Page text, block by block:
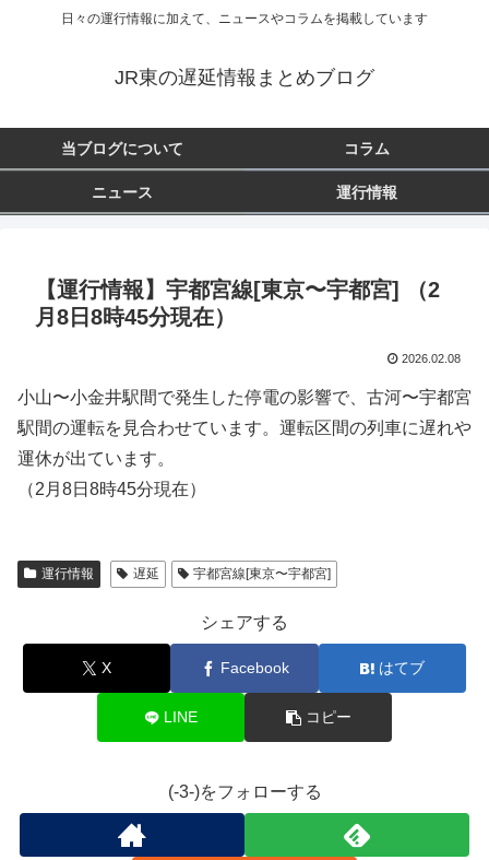
日々の運行情報に加えて、ニュースやコラムを掲載しています
JR東の遅延情報まとめブログ
当ブログについて コラム
ニュース 運行情報
【運行情報】宇都宮線[東京〜宇都宮] （2
月8日8時45分現在）
2026.02.08
小山〜小金井駅間で発生した停電の影響で、古河〜宇都宮
駅間の運転を見合わせています。運転区間の列車に遅れや
運休が出ています。
（2月8日8時45分現在）
運行情報 遅延 宇都宮線[東京〜宇都宮]
シェアする
X Facebook はてブ
LINE コピー
(-3-)をフォローする